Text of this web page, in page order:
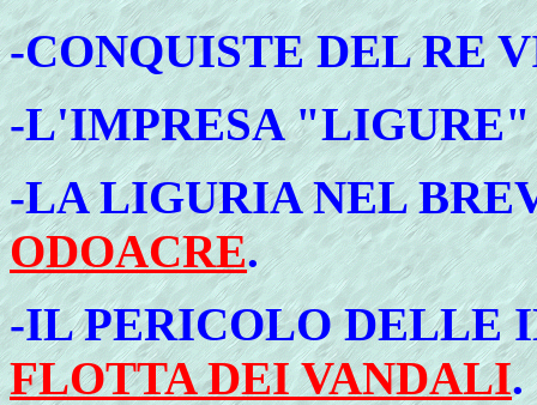
-CONQUISTE DEL RE
-L'IMPRESA
-LA LIGURIA NEL
ODOACRE.
-ILPERICOLO DELLE
FLOTTA DEI VANDALI.